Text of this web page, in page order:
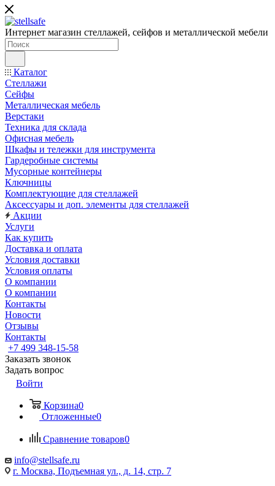
Интернет магазин стеллажей, сейфов и металлической мебели
Каталог
Стеллажи
Сейфы
Металлическая мебель
Верстаки
Техника для склада
Офисная мебель
Шкафы и тележки для инструмента
Гардеробные системы
Мусорные контейнеры
Ключницы
Комплектующие для стеллажей
Аксессуары и доп. элементы для стеллажей
Акции
Услуги
Как купить
Доставка и оплата
Условия доставки
Условия оплаты
О компании
О компании
Контакты
Новости
Отзывы
Контакты
+7 499 348-15-58
Заказать звонок
Задать вопрос
Войти
Корзина0
Отложенные0
Сравнение товаров0
info@stellsafe.ru
г. Москва, Подъемная ул., д. 14, стр. 7